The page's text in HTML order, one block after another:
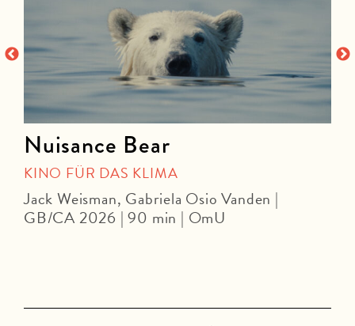
Nuisance Bear
KINO FÜR DAS KLIMA
Jack Weisman, Gabriela Osio Vanden |
GB/CA 2026 | 90 min | OmU